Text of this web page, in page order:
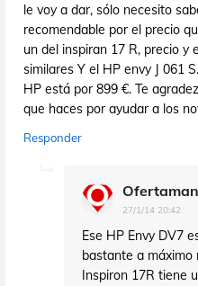
le voy a dar, sólo necesito
recomendable por el precio
un del inspiran 17 R, precio y
similares Y el HP envy J 061
HP está por 899 €. Te
que haces por ayudar a los
Responder
Ofertaman
27/1/14 20:42
Ese HP Envy DV7
bastante a máximo
Inspiron 17R tiene